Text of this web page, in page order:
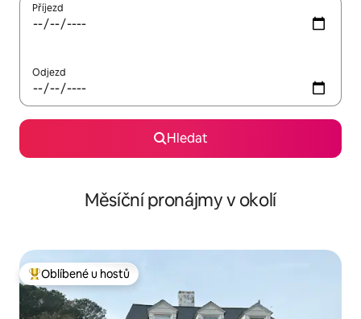
Příjezd
Odjezd
Hledat
Měsíční pronájmy v okolí
Nejlepší v kategorii Oblíbené u hostů
Oblíbené u hostů